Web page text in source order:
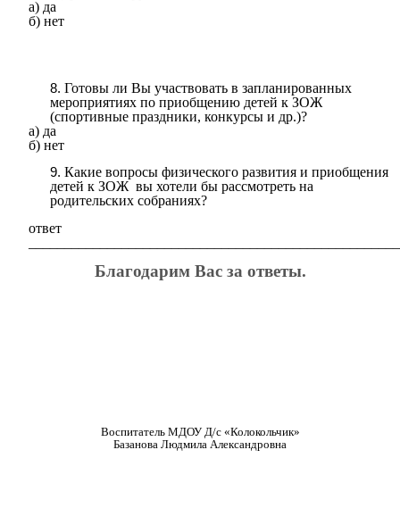
а) да
б) нет
Готовы ли Вы участвовать в запланированных
мероприятиях по приобщению детей к ЗОЖ
(спортивные праздники, конкурсы и др.)?
а) да
б) нет
Какие вопросы физического развития и приобщения
детей к ЗОЖ вы хотели бы рассмотреть на
родительских собраниях?
ответ
Благодарим Вас за ответы.
Воспитатель МДОУ Д/с «Колокольчик»
Базанова Людмила Александровна